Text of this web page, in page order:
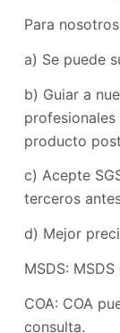
Para
a) Se puede
b) Guiar a
producto
c) Acepte
terceros
d) Mejor
MSDS:
COA: COA
consulta.